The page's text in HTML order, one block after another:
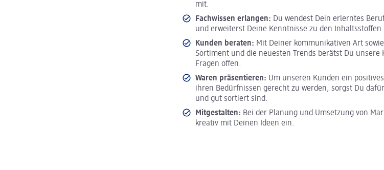
mit.
Fachwissen erlangen: Du wendest Dein erlerntes
und erweiterst Deine Kenntnisse zu den
Kunden beraten: Mit Deiner kommunikativen Art
Sortiment und die neuesten Trends berätst Du
Fragen offen.
Waren präsentieren: Um unseren Kunden ein
ihren Bedürfnissen gerecht zu werden, sorgst Du
und gut sortiert sind.
Mitgestalten: Bei der Planung und Umsetzung von
kreativ mit Deinen Ideen ein.